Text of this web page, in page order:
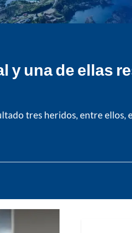
y una de ellas
tres heridos, entre ellos,